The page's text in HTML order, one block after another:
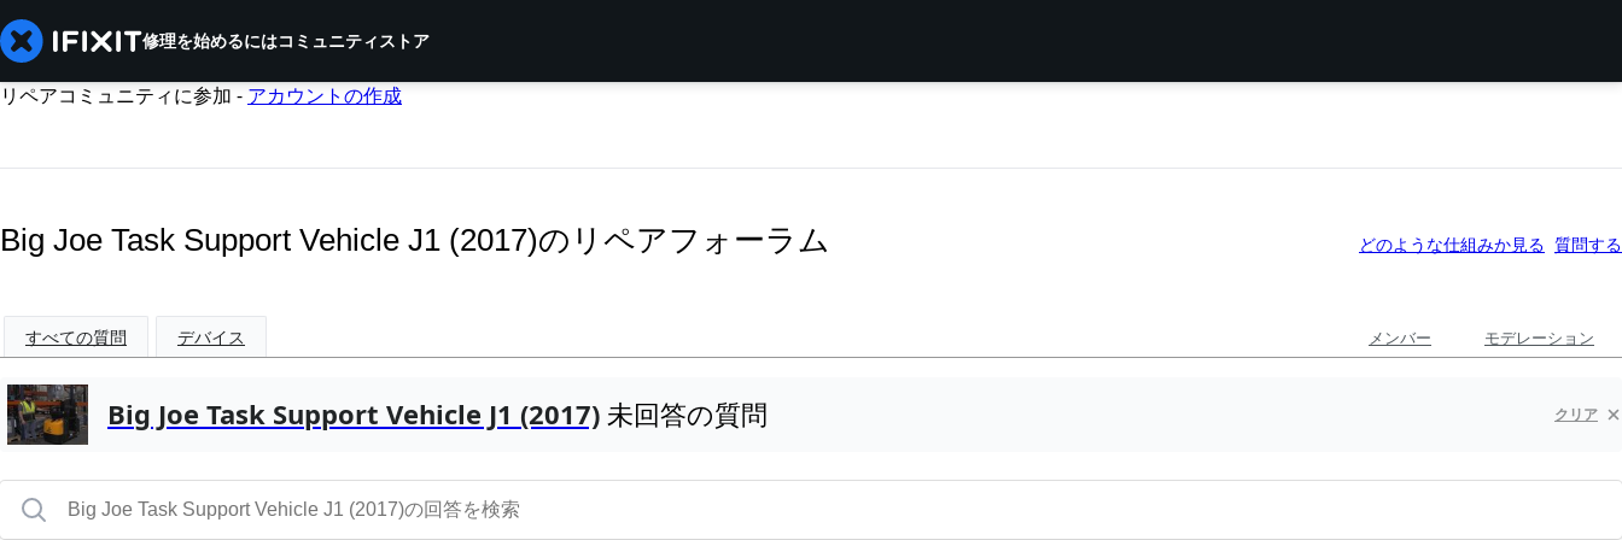
修理を始めるにはコミュニティストア
リペアコミュニティに参加 - アカウントの作成
Big Joe Task Support Vehicle J1 (2017)のリペアフォーラム どのような仕組みか見る 質問する
すべての質問 デバイス メンバー モデレーション
Big Joe Task Support Vehicle J1 (2017) 未回答の質問 クリア